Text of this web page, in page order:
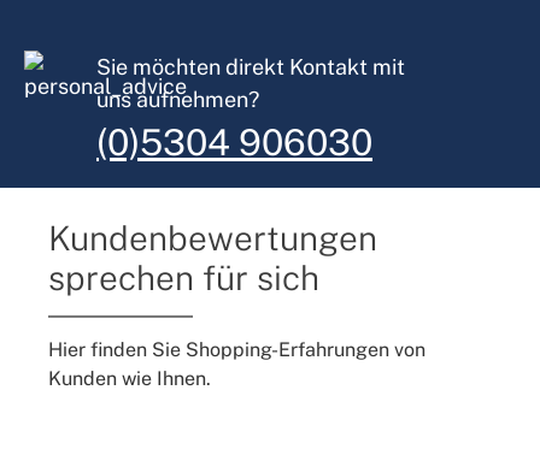
Sie möchten direkt Kontakt mit
uns aufnehmen?
(0)5304 906030
Kundenbewertungen
sprechen für sich
Hier finden Sie Shopping-Erfahrungen von
Kunden wie Ihnen.